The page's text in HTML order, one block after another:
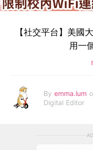
【社交平台】美國
用一
By emma.lum
Digital Editor